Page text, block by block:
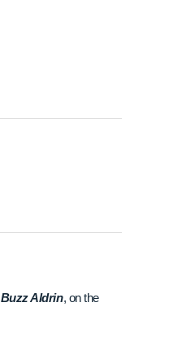
Buzz Aldrin, on the